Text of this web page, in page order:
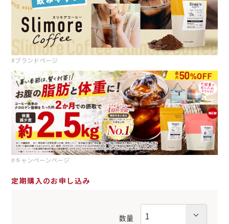
#ブランドページ
#キャンペーンページ
定期購入のお申し込み
数量